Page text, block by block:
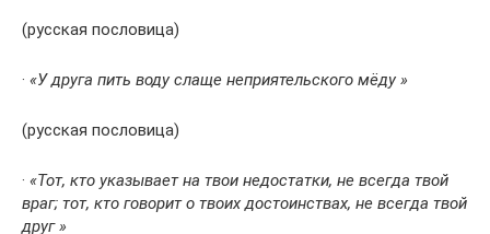
(русская пословица)
· «У друга пить воду слаще неприятельского мёду »
(русская пословица)
· «Тот, кто указывает на твои недостатки, не всегда твой
враг; тот, кто говорит о твоих достоинствах, не всегда твой
друг »